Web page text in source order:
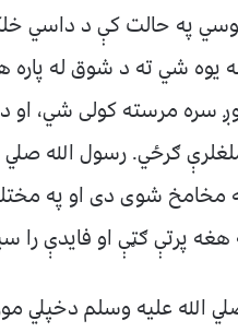
په حالت کې د داسي
یوه شي ته د شوق له پاره
سره مرسته کولی شي، او
ګرځي. رسول الله
مخامخ شوی دی او په
هغه پرتې ګټې او فایدې را
الله عليه وسلم دخپلي